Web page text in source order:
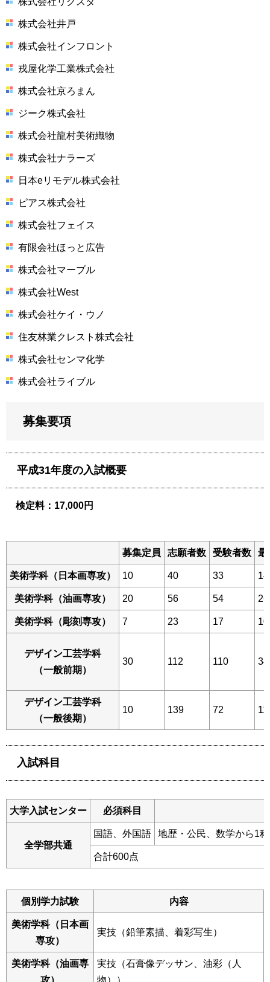
株式会社井戸
株式会社インフロント
戎屋化学工業株式会社
株式会社京ろまん
ジーク株式会社
株式会社龍村美術織物
株式会社ナラーズ
日本eリモデル株式会社
ピアス株式会社
株式会社フェイス
有限会社ほっと広告
株式会社マーブル
株式会社West
株式会社ケイ・ウノ
住友林業クレスト株式会社
株式会社センマ化学
株式会社ライブル
募集要項
平成31年度の入試概要
検定料：17,000円
募集定員 志願者数 受験者数 最
美術学科（日本画専攻） 10 40 33 14
美術学科（油画専攻） 20 56 54 26
美術学科（彫刻専攻） 7 23 17 10
デザイン工芸学科
（一般前期）
30 112 110 34
デザイン工芸学科
（一般後期）
10 139 72 11
入試科目
大学入試センター 必須科目
全学部共通
国語、外国語 地歴・公民、数学から1
合計600点
個別学力試験 内容
美術学科（日本画
専攻）
実技（鉛筆素描、着彩写生）
美術学科（油画専
実技（石膏像デッサン、油彩（人